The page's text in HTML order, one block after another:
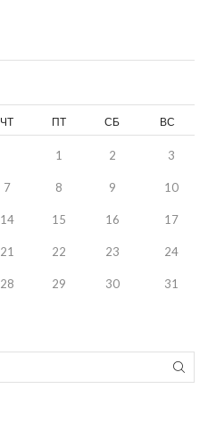
ЧТ ПТ СБ ВС
1 2 3
7 8 9 10
14 15 16 17
21 22 23 24
28 29 30
31